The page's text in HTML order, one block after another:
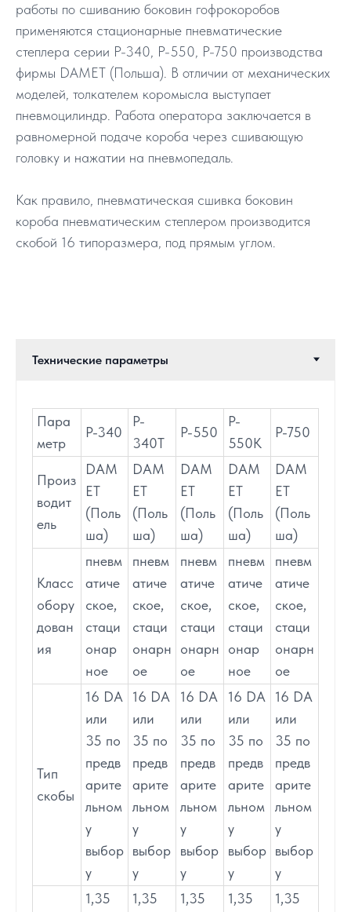
работы по сшиванию боковин гофрокоробов
применяются стационарные пневматические
степлера серии Р-340, Р-550, Р-750 производства
фирмы DAMET (Польша). В отличии от механических
моделей, толкателем коромысла выступает
пневмоцилиндр. Работа оператора заключается в
равномерной подаче короба через сшивающую
головку и нажатии на пневмопедаль.
Как правило, пневматическая сшивка боковин
короба пневматическим степлером производится
скобой 16 типоразмера, под прямым углом.
Пара
метр
P-340
P-
340T
P-550
P-
550K
P-750
Произ
водит
ель
DAM
ET
(Поль
ша)
DAM
ET
(Поль
ша)
DAM
ET
(Поль
ша)
DAM
ET
(Поль
ша)
DAM
ET
(Поль
ша)
Класс
обору
дован
ия
пневм
атиче
ское,
стаци
онар
ное
пневм
атиче
ское,
стаци
онарн
ое
пневм
атиче
ское,
стаци
онарн
ое
пневм
атиче
ское,
стаци
онар
ное
пневм
атиче
ское,
стаци
онарн
ое
Тип
скобы
16 DA
или
35 по
предв
арите
льном
у
выбор
у
16 DA
или
35 по
предв
арите
льном
у
выбор
у
16 DA
или
35 по
предв
арите
льном
у
выбор
у
16 DA
или
35 по
предв
арите
льном
у
выбор
у
16 DA
или
35 по
предв
арите
льном
у
выбор
у
1,35
1,35 1,35 1,35 1,35